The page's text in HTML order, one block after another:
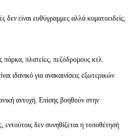
δεν είναι ευθύγραμμες αλλά κυματοειδείς,
πάρκα, πλατείες, πεζόδρομους κτλ.
ιδανικό για ανακαινίσεις εξωτερικών
αντοχή. Επίσης βοηθούν στην
δεν συνηθίζεται η τοποθέτησή